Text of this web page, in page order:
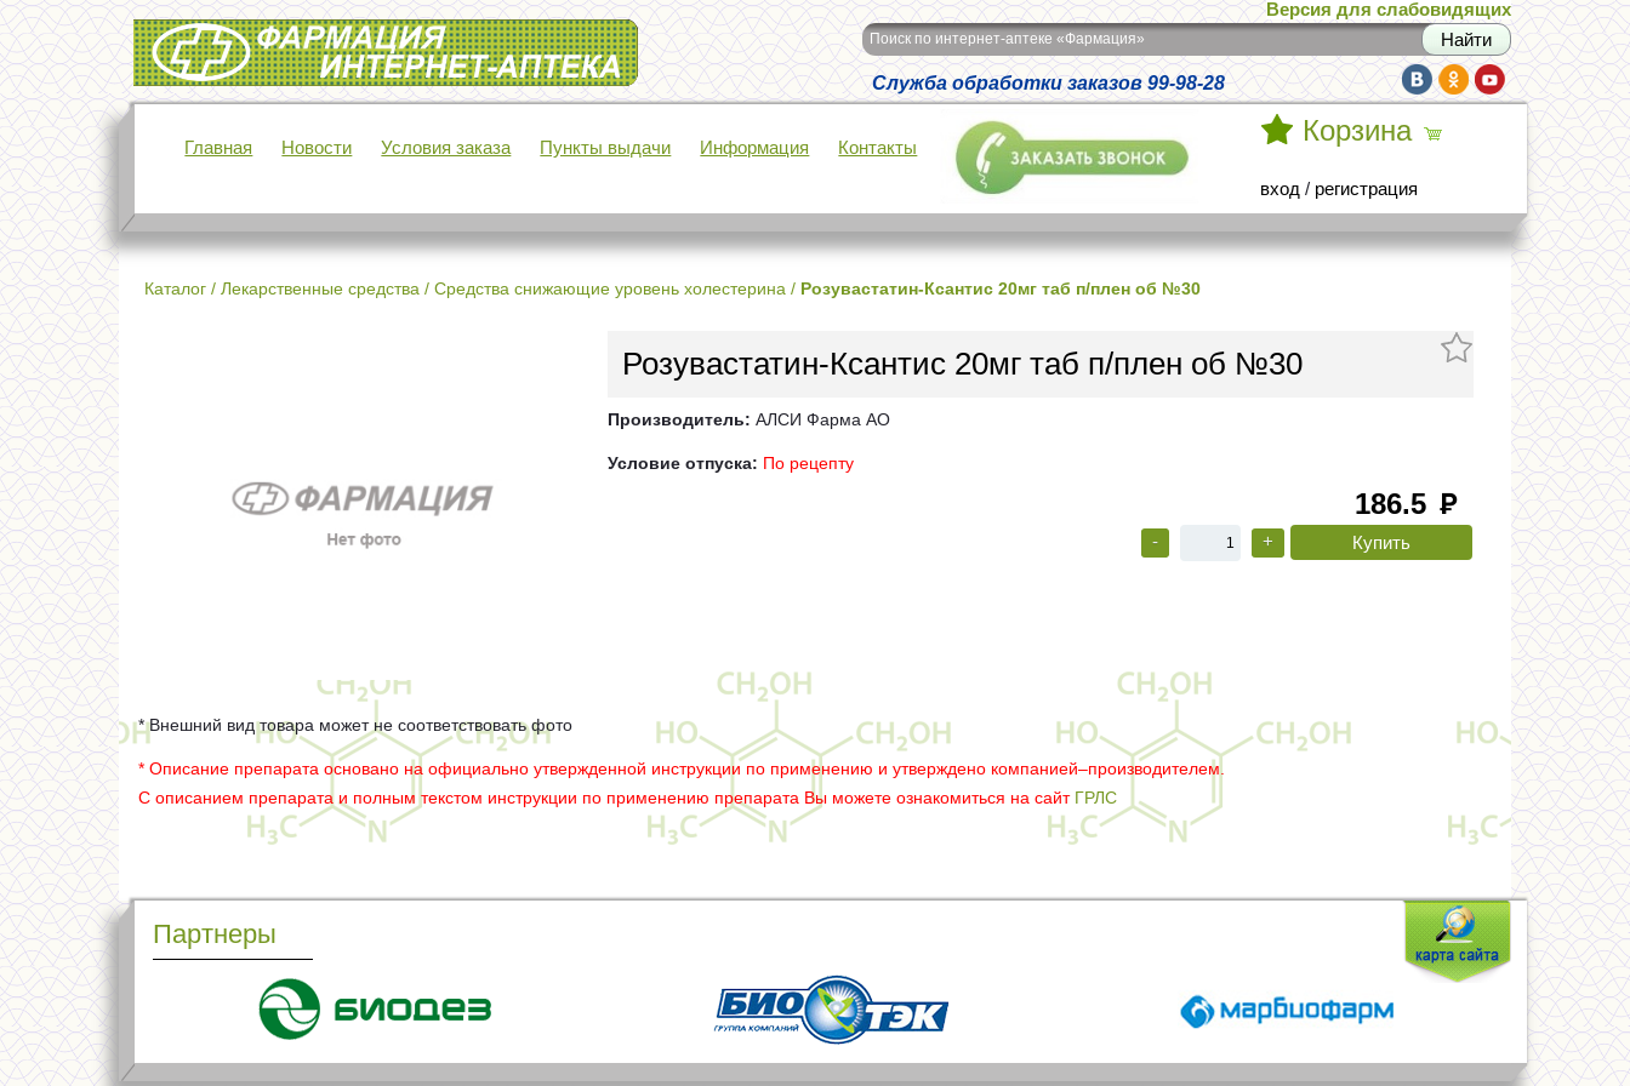
Интернет-аптека Фармация
Версия для слабовидящих
Поиск по интернет-аптеке «Фармация»
Служба обработки заказов 99-98-28
Главная Новости Условия заказа Пункты выдачи Информация Контакты
Корзина
вход / регистрация
Каталог / Лекарственные средства / Средства снижающие уровень холестерина / Розувастатин-Ксантис 20мг таб п/плен об №30
Розувастатин-Ксантис 20мг таб п/плен об №30
Производитель: АЛСИ Фарма АО
Условие отпуска: По рецепту
186.5 руб
- +
* Внешний вид товара может не соответствовать фото
* Описание препарата основано на официально утвержденной инструкции по применению и утверждено компанией–производителем.
С описанием препарата и полным текстом инструкции по применению препарата Вы можете ознакомиться на сайт ГРЛС
Партнеры